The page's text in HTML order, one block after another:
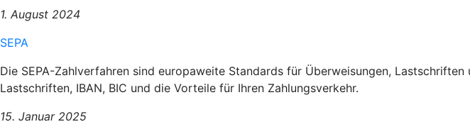
1. August 2024
SEPA
Die SEPA-Zahlverfahren sind europaweite Standards für Überweisungen,
Lastschriften, IBAN, BIC und die Vorteile für Ihren Zahlungsverkehr.
15. Januar 2025